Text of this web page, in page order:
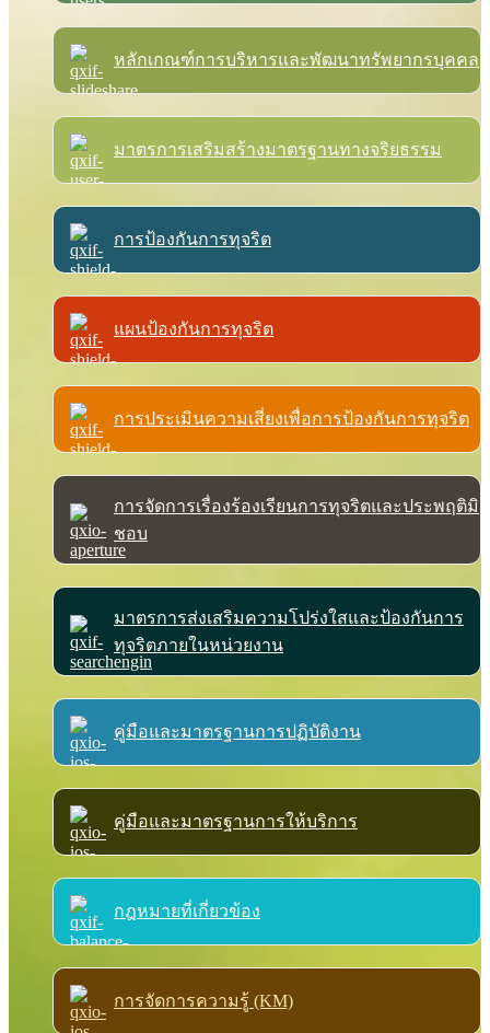
หลักเกณฑ์การบริหารและพัฒนาทรัพยากรบุคคล
มาตรการเสริมสร้างมาตรฐานทางจริยธรรม
การป้องกันการทุจริต
แผนป้องกันการทุจริต
การประเมินความเสี่ยงเพื่อการป้องกันการทุจริต
การจัดการเรื่องร้องเรียนการทุจริตและประพฤติมิ
ชอบ
มาตรการส่งเสริมความโปร่งใสและป้องกันการ
ทุจริตภายในหน่วยงาน
คู่มือและมาตรฐานการปฏิบัติงาน
คู่มือและมาตรฐานการให้บริการ
กฎหมายที่เกี่ยวข้อง
การจัดการความรู้ (KM)